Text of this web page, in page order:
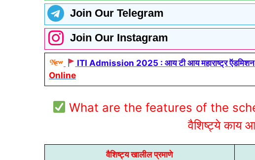
Join Our Telegram
Join Our Instagram
ITI Admission 2025 : आय टी आय महाराष्ट्र
Online
What are the features of the
वैशिष्ट्ये काय
वैशिष्ट्य खालील प्रमाणे